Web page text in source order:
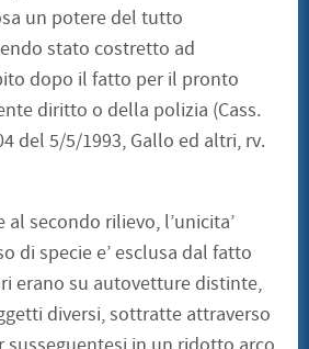
un potere del tutto
stato costretto ad
dopo il fatto per il pronto
diritto o della polizia (Cass.
del 5/5/1993, Gallo ed altri, rv.
secondo rilievo, l’unicita’
di specie e’ esclusa dal fatto
erano su autovetture distinte,
diversi, sottratte attraverso